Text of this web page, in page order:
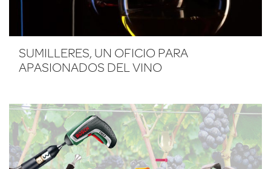
SUMILLERES, UN OFICIO PARA
APASIONADOS DEL VINO